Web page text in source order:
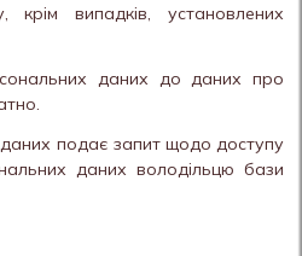
крім випадків, установлених
даних до даних про
даних подає запит щодо доступу
даних володільцю бази